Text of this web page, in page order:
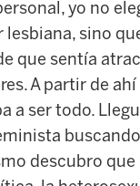
yo no
lesbiana, sino
que sentía
A partir de
a ser todo.
descubro que